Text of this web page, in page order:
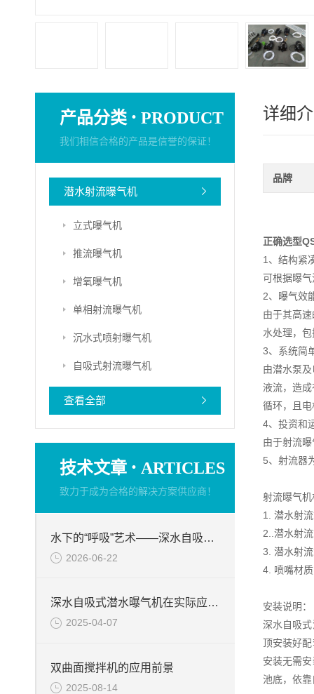
产品分类 · PRODUCT
我们相信合格的产品是信誉的保证！
潜水射流曝气机
立式曝气机
推流曝气机
增氧曝气机
单相射流曝气机
沉水式喷射曝气机
自吸式射流曝气机
查看全部
技术文章 · ARTICLES
致力于成为合格的解决方案供应商！
水下的“呼吸”艺术——深水自吸式潜水曝气机的技术原理与核心优势
2026-06-22
深水自吸式潜水曝气机在实际应用场景中的性能优势
2025-04-07
双曲面搅拌机的应用前景
2025-08-14
详细
品牌
正确选型
1、结构紧
可根据曝
2、曝气效
由于其高
水处理，
3、系统简
由潜水泵
液流，造
循环，且
4、投资和
由于射流
5、射流器
射流曝气
1. 潜水射
2..潜水射
3. 潜水射
4. 喷嘴材
安装说明：
深水自吸
顶安装好
安装无需
池底，依